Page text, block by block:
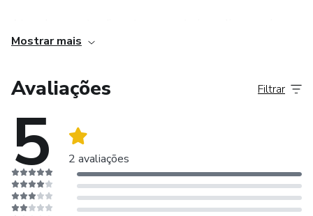
quebrar as barreiras geográficas para alcançar e cuidar das
Não quero ser apenas sua terapeuta; quero ser sua
Mostrar mais
Avaliações
5 2 avaliações
Filtrar